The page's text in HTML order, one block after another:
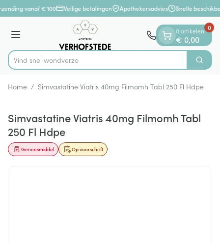
Ga naar de inhoud
1 van 1vanaf € 100 Veilige betalingen Apothekersadvies Snelle
Menu
Product, merk, categorie...
Vind snel wondverzorgin Zoek
0 artikelen
€ 0,00
0
Home / Simvastatine Viatris 40mg Filmomh Tabl 250 Fl Hdpe
Simvastatine Viatris 40mg Filmomh Tabl
250 Fl Hdpe
Op voorschrift
Geneesmiddel